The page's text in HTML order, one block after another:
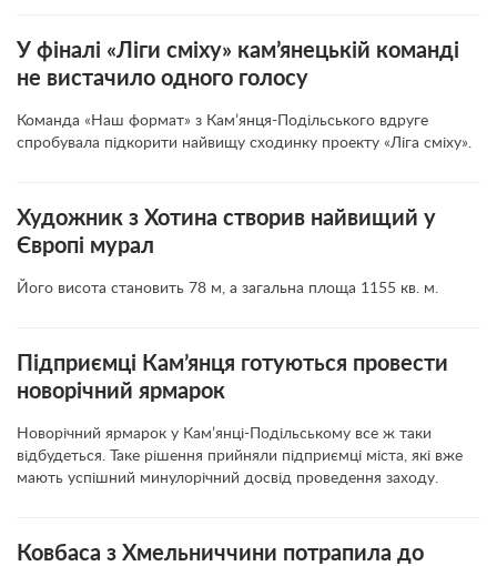
У фіналі «Ліги сміху» кам’янецькій команді
не вистачило одного голосу
Команда «Наш формат» з Кам’янця-Подільського вдруге
спробувала підкорити найвищу сходинку проекту «Ліга сміху».
Художник з Хотина створив найвищий у
Європі мурал
Його висота становить 78 м, а загальна площа 1155 кв. м.
Підприємці Кам’янця готуються провести
новорічний ярмарок
Новорічний ярмарок у Кам’янці-Подільському все ж таки
відбудеться. Таке рішення прийняли підприємці міста, які вже
мають успішний минулорічний досвід проведення заходу.
Ковбаса з Хмельниччини потрапила до